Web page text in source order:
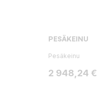
PESÄKEINU
Pesäkeinu
Hinta
2 948,24 €